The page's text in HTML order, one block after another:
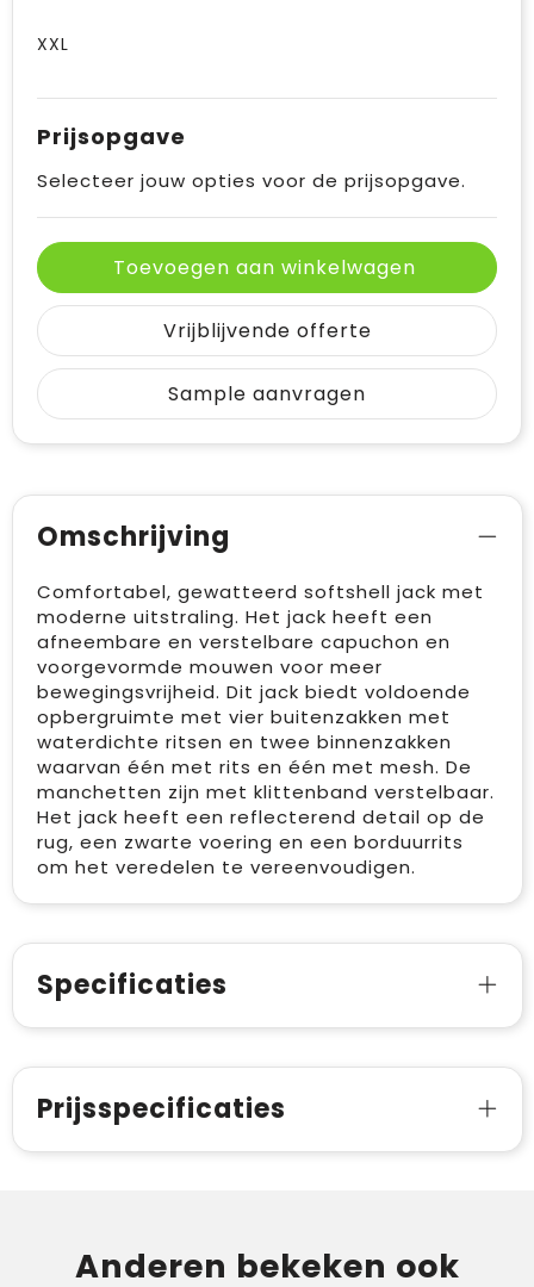
XXL
Prijsopgave
Selecteer jouw opties voor de prijsopgave.
Toevoegen aan winkelwagen
Vrijblijvende offerte
Sample aanvragen
Omschrijving
Comfortabel, gewatteerd softshell jack met
moderne uitstraling. Het jack heeft een
afneembare en verstelbare capuchon en
voorgevormde mouwen voor meer
bewegingsvrijheid. Dit jack biedt voldoende
opbergruimte met vier buitenzakken met
waterdichte ritsen en twee binnenzakken
waarvan één met rits en één met mesh. De
manchetten zijn met klittenband verstelbaar.
Het jack heeft een reflecterend detail op de
rug, een zwarte voering en een borduurrits
om het veredelen te vereenvoudigen.
Specificaties
Prijsspecificaties
Anderen bekeken ook